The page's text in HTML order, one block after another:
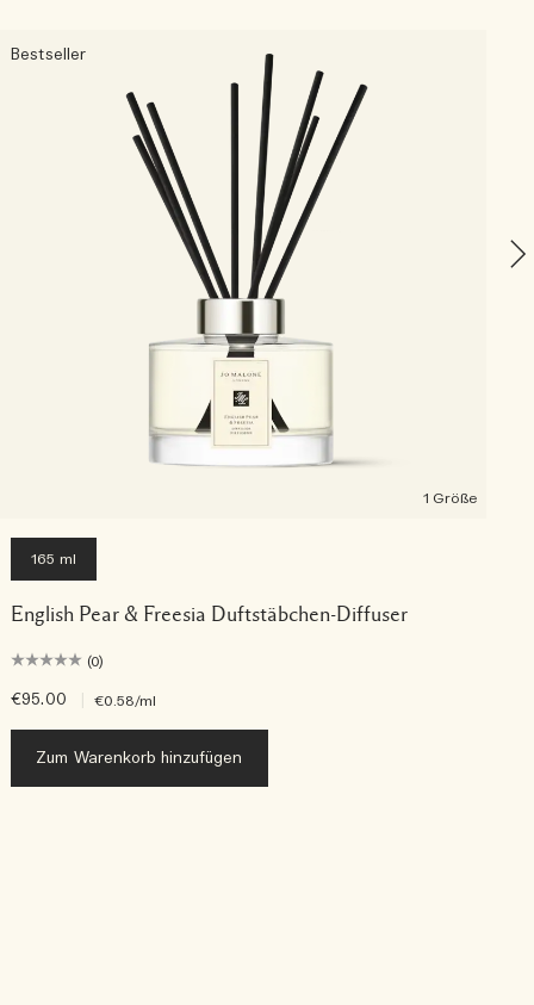
Bestseller
1 Größe
165 ml
English Pear & Freesia Duftstäbchen-Diffuser
(0)
€95.00 €0.58/ml
Zum Warenkorb hinzufügen